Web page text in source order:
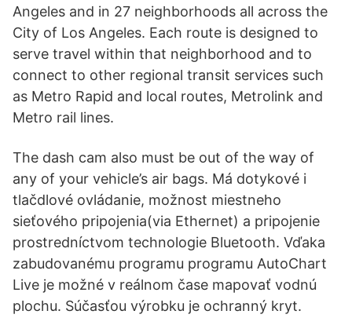
Angeles and in 27 neighborhoods all across the
City of Los Angeles. Each route is designed to
serve travel within that neighborhood and to
connect to other regional transit services such
as Metro Rapid and local routes, Metrolink and
Metro rail lines.
The dash cam also must be out of the way of
any of your vehicle’s air bags. Má dotykové i
tlačdlové ovládanie, možnost miestneho
sieťového pripojenia(via Ethernet) a pripojenie
prostredníctvom technologie Bluetooth. Vďaka
zabudovanému programu programu AutoChart
Live je možné v reálnom čase mapovať vodnú
plochu. Súčasťou výrobku je ochranný kryt.